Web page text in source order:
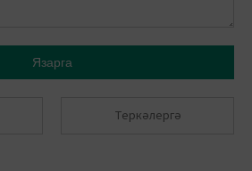
Язарга
Теркәлергә